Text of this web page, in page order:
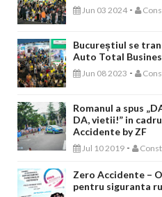
Jun 03 2024 -
Bucureștiul se
Auto Total
Jun 08 2023 -
Romanul a spus
DA, vietii!” in
Accidente by ZF
Jul 10 2019 -
Zero Accidente –
pentru siguranta